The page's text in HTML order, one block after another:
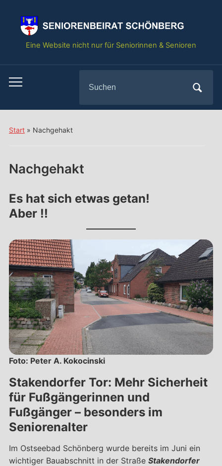
Eine Website nicht nur für Seniorinnen & Senioren
Toggle
menu
for:
Start» Nachgehakt
Nachgehakt
Es hat sich etwas getan!
Aber !!
Foto: Peter A. Kokocinski
Stakendorfer Tor: Mehr Sicherheit
für Fußgängerinnen und
Fußgänger – besonders im
Seniorenalter
Im Ostseebad Schönberg wurde bereits im Juni ein
wichtiger Bauabschnitt in der Straße Stakendorfer